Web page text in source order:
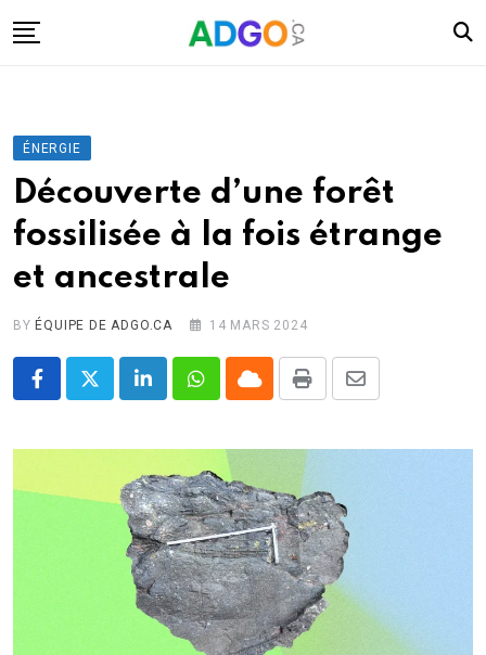
to
Santé
Énergie
Robots
Tech.
Militaire
Sciences
Culture
ÉNERGIE
Découverte d’une forêt
fossilisée à la fois étrange
et ancestrale
BYÉQUIPE DE ADGO.CA 14 MARS 2024
LinkedInWhatsappCloudPrint
Share
Email